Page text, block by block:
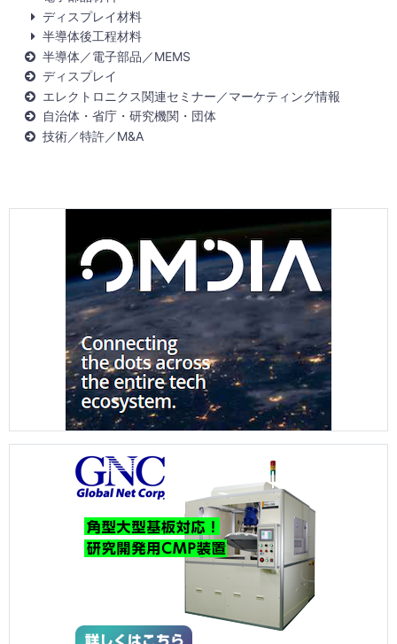
ディスプレイ材料
半導体後工程材料
半導体／電子部品／MEMS
ディスプレイ
エレクトロニクス関連セミナー／マーケティング情報
自治体・省庁・研究機関・団体
技術／特許／M&A